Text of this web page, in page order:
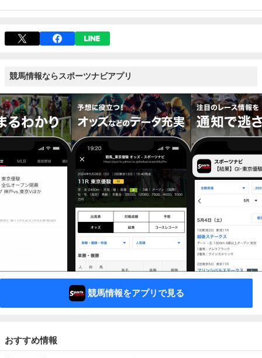
競馬情報ならスポーツナビアプリ
競馬情報をアプリで見る
おすすめ情報